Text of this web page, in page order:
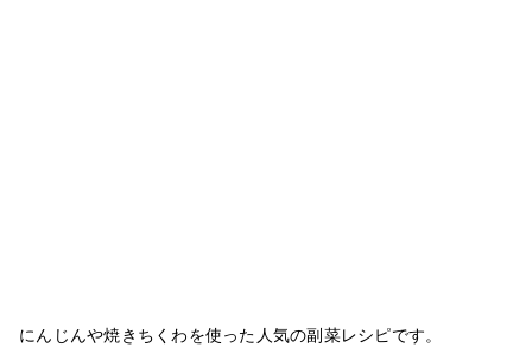
にんじんや焼きちくわを使った人気の副菜レシピです。